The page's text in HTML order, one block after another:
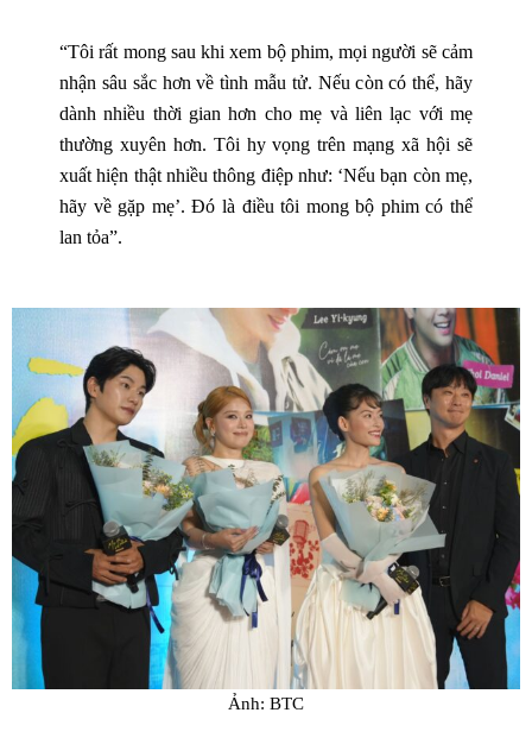
“Tôi rất mong sau khi xem bộ phim, mọi người sẽ cảm
nhận sâu sắc hơn về tình mẫu tử. Nếu còn có thể, hãy
dành nhiều thời gian hơn cho mẹ và liên lạc với mẹ
thường xuyên hơn. Tôi hy vọng trên mạng xã hội sẽ
xuất hiện thật nhiều thông điệp như: ‘Nếu bạn còn mẹ,
hãy về gặp mẹ’. Đó là điều tôi mong bộ phim có thể
lan tỏa”.
Ảnh: BTC